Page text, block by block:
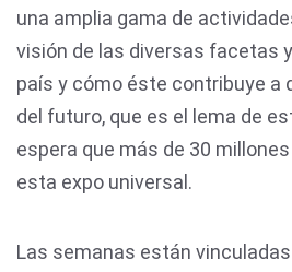
una amplia gama de
visión de las diversas facetas
país y cómo éste contribuye a
del futuro, que es el lema de
espera que más de 30
esta expo universal.
Las semanas están